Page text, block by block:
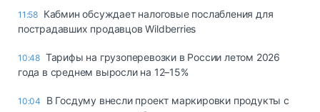
11:58 Кабмин обсуждает налоговые послабления для
пострадавших продавцов Wildberries
10:48 Тарифы на грузоперевозки в России летом 2026
года в среднем выросли на 12–15%
10:04
В Госдуму внесли проект маркировки продукты с